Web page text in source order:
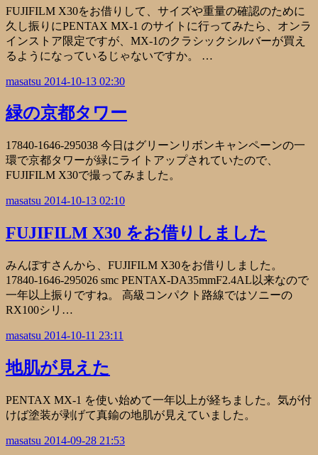
FUJIFILM X30をお借りして、サイズや重量の確認のために
久し振りにPENTAX MX-1 のサイトに行ってみたら、オンラ
インストア限定ですが、MX-1のクラシックシルバーが買え
るようになっているじゃないですか。 …
masatsu 2014-10-13 02:30
緑の京都タワー
17840-1646-295038 今日はグリーンリボンキャンペーンの一
環で京都タワーが緑にライトアップされていたので、
FUJIFILM X30で撮ってみました。
masatsu 2014-10-13 02:10
FUJIFILM X30 をお借りしました
みんぽすさんから、FUJIFILM X30をお借りしました。
17840-1646-295026 smc PENTAX-DA35mmF2.4AL以来なので
一年以上振りですね。 高級コンパクト路線ではソニーの
RX100シリ…
masatsu 2014-10-11 23:11
地肌が見えた
PENTAX MX-1 を使い始めて一年以上が経ちました。気が付
けば塗装が剥げて真鍮の地肌が見えていました。
masatsu 2014-09-28 21:53